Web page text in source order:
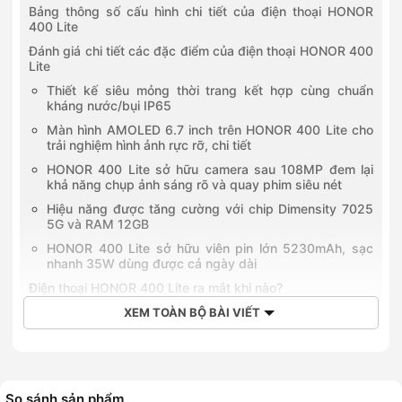
Bảng thông số cấu hình chi tiết của điện thoại HONOR
400 Lite
Đánh giá chi tiết các đặc điểm của điện thoại HONOR 400
Lite
Thiết kế siêu mỏng thời trang kết hợp cùng chuẩn
kháng nước/bụi IP65
Màn hình AMOLED 6.7 inch trên HONOR 400 Lite cho
trải nghiệm hình ảnh rực rỡ, chi tiết
HONOR 400 Lite sở hữu camera sau 108MP đem lại
khả năng chụp ảnh sáng rõ và quay phim siêu nét
Hiệu năng được tăng cường với chip Dimensity 7025
5G và RAM 12GB
HONOR 400 Lite sở hữu viên pin lớn 5230mAh, sạc
nhanh 35W dùng được cả ngày dài
Điện thoại HONOR 400 Lite ra mắt khi nào?
Giá bán tham khảo của điện thoại HONOR 400 Lite
HONOR 400 Lite
XEM TOÀN BỘ BÀI VIẾT